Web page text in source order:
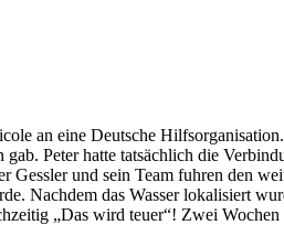
an eine Deutsche
Peter hatte tatsächlich die
Gessler und sein Team fuhren den
Nachdem das Wasser lokalisiert
„Das wird teuer“! Zwei